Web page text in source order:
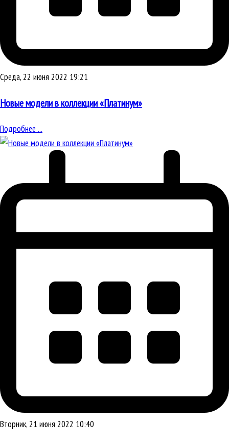
Среда, 22 июня 2022 19:21
Новые модели в коллекции «Платинум»
Подробнее ...
Вторник, 21 июня 2022 10:40